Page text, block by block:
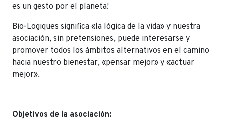
es un gesto por el planeta!
Bio-Logiques significa «la lógica de la vida» y nuestra
asociación, sin pretensiones, puede interesarse y
promover todos los ámbitos alternativos en el camino
hacia nuestro bienestar, «pensar mejor» y «actuar
mejor».
Objetivos de la asociación: